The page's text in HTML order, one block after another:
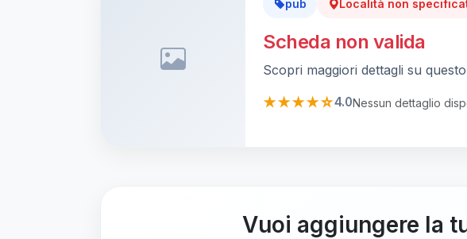
pub Località non
Scheda non valida
Scopri maggiori dettagli su
★★★★☆4.0Nessun dettaglio
Vuoi aggiungere la